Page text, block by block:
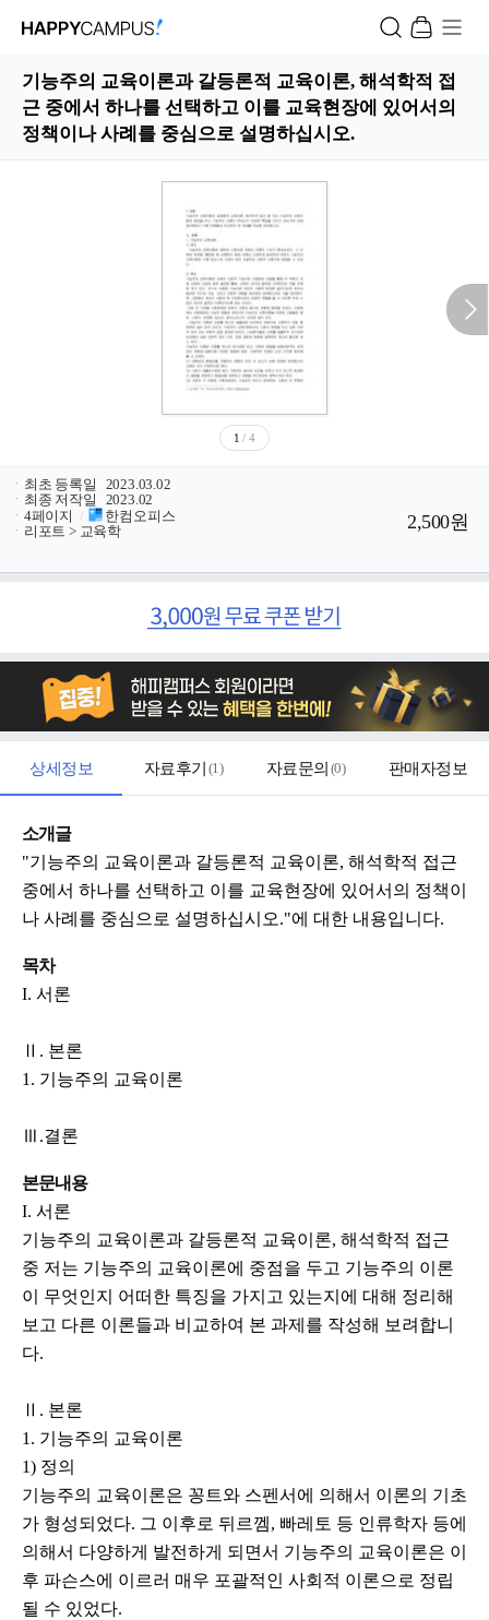
기능주의 교육이론과 갈등론적 교육이론, 해석학적 접
근 중에서 하나를 선택하고 이를 교육현장에 있어서의
정책이나 사례를 중심으로 설명하십시오.
1 / 4
ㆍ 최초 등록일
2023.03.02
ㆍ 최종 저작일
2023.02
ㆍ 4페이지 /
한컴오피스
ㆍ 리포트 > 교육학 2,500원
상세정보 자료후기 (1) 자료문의 (0) 판매자정보
소개글
"기능주의 교육이론과 갈등론적 교육이론, 해석학적 접근
중에서 하나를 선택하고 이를 교육현장에 있어서의 정책이
나 사례를 중심으로 설명하십시오."에 대한 내용입니다.
목차
I. 서론
Ⅱ. 본론
1. 기능주의 교육이론
Ⅲ.결론
본문내용
I. 서론
기능주의 교육이론과 갈등론적 교육이론, 해석학적 접근
중 저는 기능주의 교육이론에 중점을 두고 기능주의 이론
이 무엇인지 어떠한 특징을 가지고 있는지에 대해 정리해
보고 다른 이론들과 비교하여 본 과제를 작성해 보려합니
다.
Ⅱ. 본론
1. 기능주의 교육이론
1) 정의
기능주의 교육이론은 꽁트와 스펜서에 의해서 이론의 기초
가 형성되었다. 그 이후로 뒤르껨, 빠레토 등 인류학자 등에
의해서 다양하게 발전하게 되면서 기능주의 교육이론은 이
후 파슨스에 이르러 매우 포괄적인 사회적 이론으로 정립
될 수 있었다.